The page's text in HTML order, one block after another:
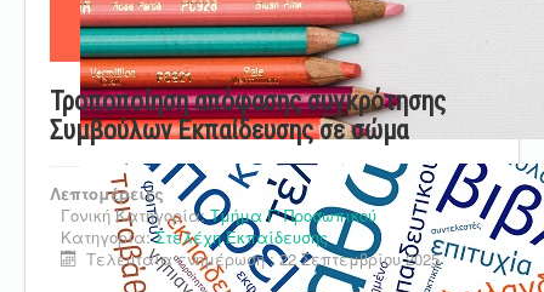
Τροποποίηση απόφασης συγκρότησης
Συμβούλων Εκπαίδευσης σε σώμα
Λεπτομέρειες
Γονική Κατηγορία:Τμήμα Γ' Προσωπικού
Κατηγορία:Στελέχη Εκπαίδευσης
Τελευταία ενημέρωση : 22 Σεπτεμβρίου 2025